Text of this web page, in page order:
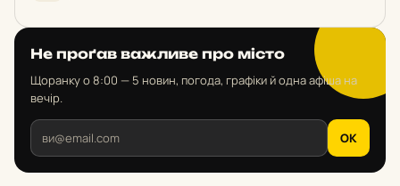
Не проґав важливе про місто
Щоранку о 8:00 — 5 новин, погода, графіки й одна афіша на
вечір.
OK